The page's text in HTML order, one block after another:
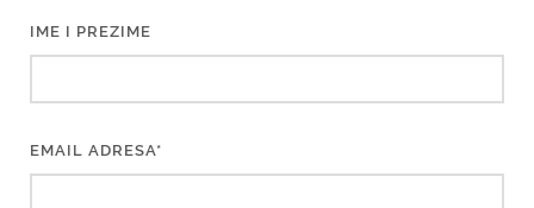
IME I PREZIME
EMAIL ADRESA*